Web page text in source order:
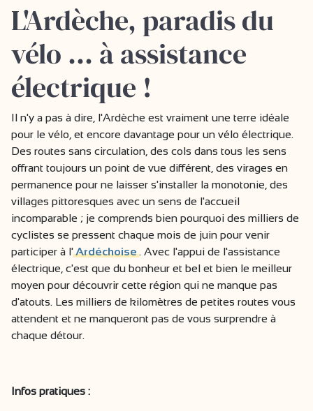
L'Ardèche, paradis du
vélo … à assistance
électrique !
Il n'y a pas à dire, l'Ardèche est vraiment une terre idéale
pour le vélo, et encore davantage pour un vélo électrique.
Des routes sans circulation, des cols dans tous les sens
offrant toujours un point de vue différent, des virages en
permanence pour ne laisser s'installer la monotonie, des
villages pittoresques avec un sens de l'accueil
incomparable ; je comprends bien pourquoi des milliers de
cyclistes se pressent chaque mois de juin pour venir
participer à l'Ardéchoise . Avec l'appui de l'assistance
électrique, c'est que du bonheur et bel et bien le meilleur
moyen pour découvrir cette région qui ne manque pas
d'atouts. Les milliers de kilomètres de petites routes vous
attendent et ne manqueront pas de vous surprendre à
chaque détour.
Infos pratiques :